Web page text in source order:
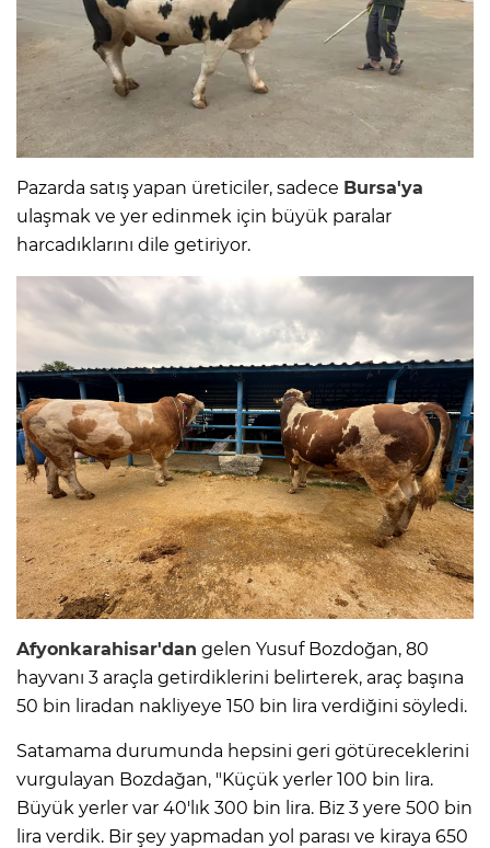
Pazarda satış yapan üreticiler, sadece Bursa'ya
ulaşmak ve yer edinmek için büyük paralar
harcadıklarını dile getiriyor.
Afyonkarahisar'dan gelen Yusuf Bozdoğan, 80
hayvanı 3 araçla getirdiklerini belirterek, araç başına
50 bin liradan nakliyeye 150 bin lira verdiğini söyledi.
Satamama durumunda hepsini geri götüreceklerini
vurgulayan Bozdağan, "Küçük yerler 100 bin lira.
Büyük yerler var 40'lık 300 bin lira. Biz 3 yere 500 bin
lira verdik. Bir şey yapmadan yol parası ve kiraya 650